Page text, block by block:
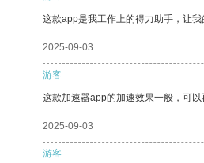
这款app是我工作上的得力助手，让
2025-09-03
游客
这款加速器app的加速效果一般，可
2025-09-03
游客